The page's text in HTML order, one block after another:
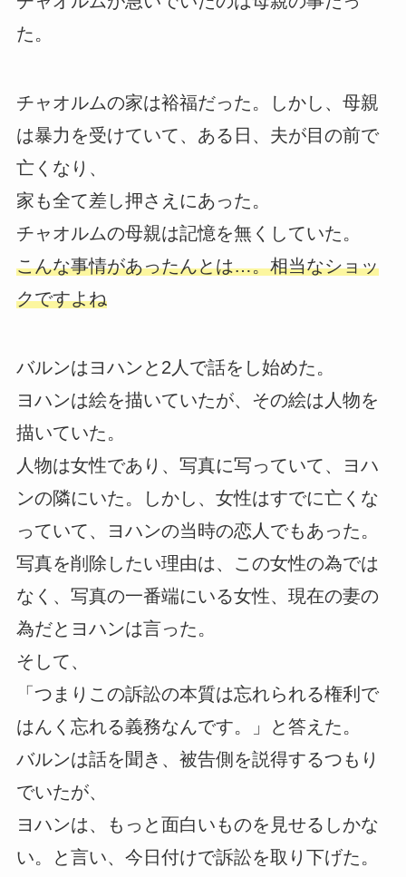
た。
チャオルムの家は裕福だった。しかし、母親
は暴力を受けていて、ある日、夫が目の前で
亡くなり、
家も全て差し押さえにあった。
チャオルムの母親は記憶を無くしていた。
こんな事情があったんとは…。相当なショッ
クですよね
バルンはヨハンと2人で話をし始めた。
ヨハンは絵を描いていたが、その絵は人物を
描いていた。
人物は女性であり、写真に写っていて、ヨハ
ンの隣にいた。しかし、女性はすでに亡くな
っていて、ヨハンの当時の恋人でもあった。
写真を削除したい理由は、この女性の為では
なく、写真の一番端にいる女性、現在の妻の
為だとヨハンは言った。
そして、
「つまりこの訴訟の本質は忘れられる権利で
はんく忘れる義務なんです。」と答えた。
バルンは話を聞き、被告側を説得するつもり
でいたが、
ヨハンは、もっと面白いものを見せるしかな
い。と言い、今日付けで訴訟を取り下げた。